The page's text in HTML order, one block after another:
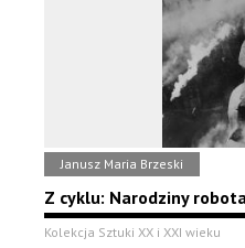
Janusz Maria Brzeski
Z cyklu: Narodziny
Kolekcja Sztuki XX i XXI wieku